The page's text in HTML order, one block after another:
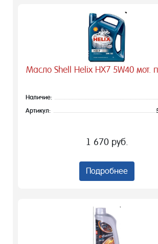
Масло Shell Helix HX7 5W40 мот. п/
Наличие:
Артикул:
1 670 руб.
Подробнее